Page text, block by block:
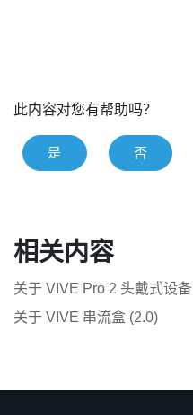
此内容对您有帮助吗？
是 否
相关内容
关于 VIVE Pro 2 头戴式设备
关于 VIVE 串流盒 (2.0)